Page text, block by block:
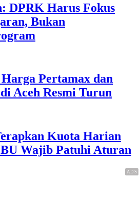
DPRK Harus Fokus
Bukan
Pertamax dan
Aceh Resmi Turun
Kuota Harian
Wajib Patuhi Aturan